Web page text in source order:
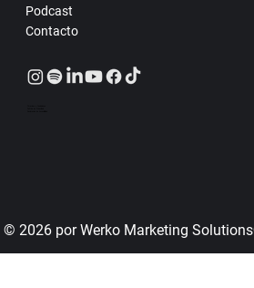
© 2026 por Werko Marketing Solutions
Podcast
Contacto